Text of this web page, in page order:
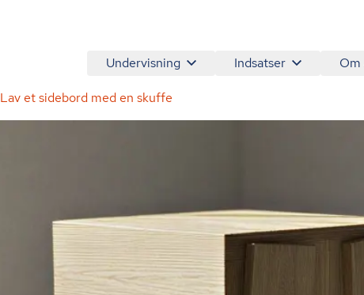
Undervisning Indsatser Om
Lav et sidebord med en skuffe